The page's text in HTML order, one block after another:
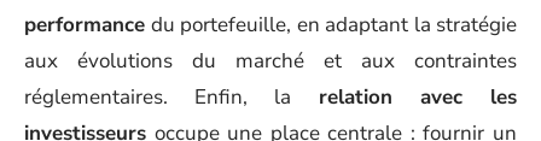
performance du portefeuille, en adaptant la stratégie
aux évolutions du marché et aux contraintes
réglementaires. Enfin, la relation avec les
investisseurs occupe une place centrale : fournir un